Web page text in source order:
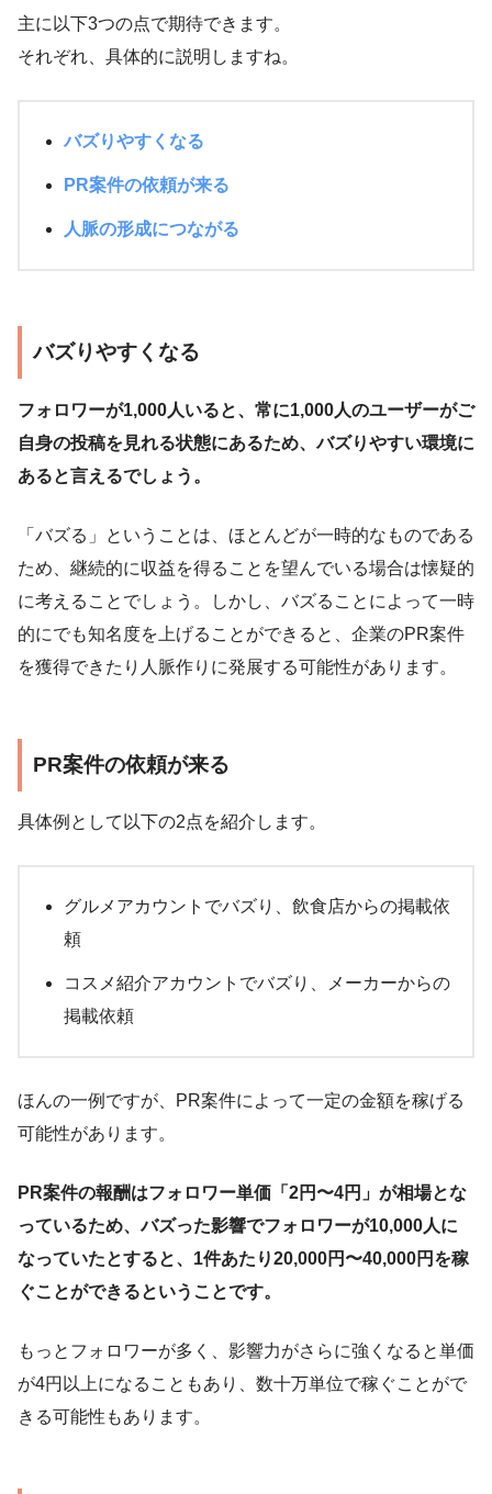
主に以下3つの点で期待できます。
それぞれ、具体的に説明しますね。
バズりやすくなる
PR案件の依頼が来る
人脈の形成につながる
バズりやすくなる
フォロワーが1,000人いると、常に1,000人のユーザーがご
自身の投稿を見れる状態にあるため、バズりやすい環境に
あると言えるでしょう。
「バズる」ということは、ほとんどが一時的なものである
ため、継続的に収益を得ることを望んでいる場合は懐疑的
に考えることでしょう。しかし、バズることによって一時
的にでも知名度を上げることができると、企業のPR案件
を獲得できたり人脈作りに発展する可能性があります。
PR案件の依頼が来る
具体例として以下の2点を紹介します。
グルメアカウントでバズり、飲食店からの掲載依
頼
コスメ紹介アカウントでバズり、メーカーからの
掲載依頼
ほんの一例ですが、PR案件によって一定の金額を稼げる
可能性があります。
PR案件の報酬はフォロワー単価「2円〜4円」が相場とな
っているため、バズった影響でフォロワーが10,000人に
なっていたとすると、1件あたり20,000円〜40,000円を稼
ぐことができるということです。
もっとフォロワーが多く、影響力がさらに強くなると単価
が4円以上になることもあり、数十万単位で稼ぐことがで
きる可能性もあります。